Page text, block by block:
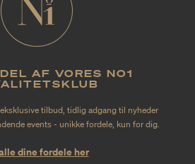
AF VORES NO1
tilbud, tidlig adgang til nyheder
events - unikke fordele, kun for dig.
dine fordele her